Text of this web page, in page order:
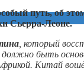
путь, об
Сьерра-Леоне.
, который
должно быть
Китай